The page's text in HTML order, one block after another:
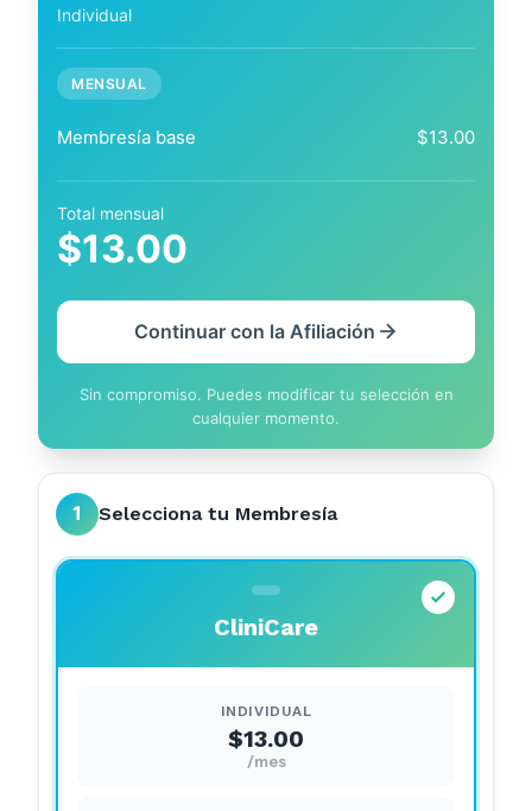
1 Selecciona tu Membresía
CliniCare
INDIVIDUAL
$13.00
/mes
Individual
MENSUAL
Membresía base $13.00
Total mensual
$13.00
Continuar con la Afiliación
Sin compromiso. Puedes modificar tu selección en
cualquier momento.